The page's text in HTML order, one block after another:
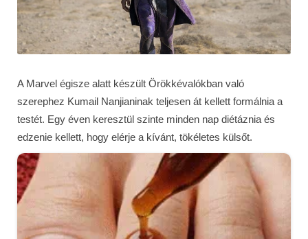
A Marvel égisze alatt készült Örökkévalókban való
szerephez Kumail Nanjianinak teljesen át kellett formálnia a
testét. Egy éven keresztül szinte minden nap diétáznia és
edzenie kellett, hogy elérje a kívánt, tökéletes külsőt.